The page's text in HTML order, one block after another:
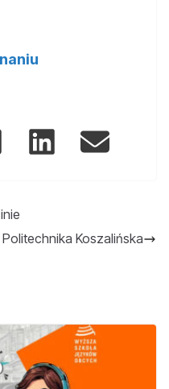
Koszalińska